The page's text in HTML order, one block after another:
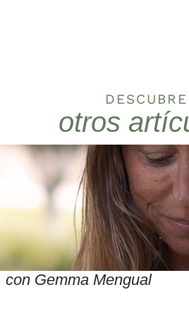
DESCUBRE
otros
Gemma Mengual